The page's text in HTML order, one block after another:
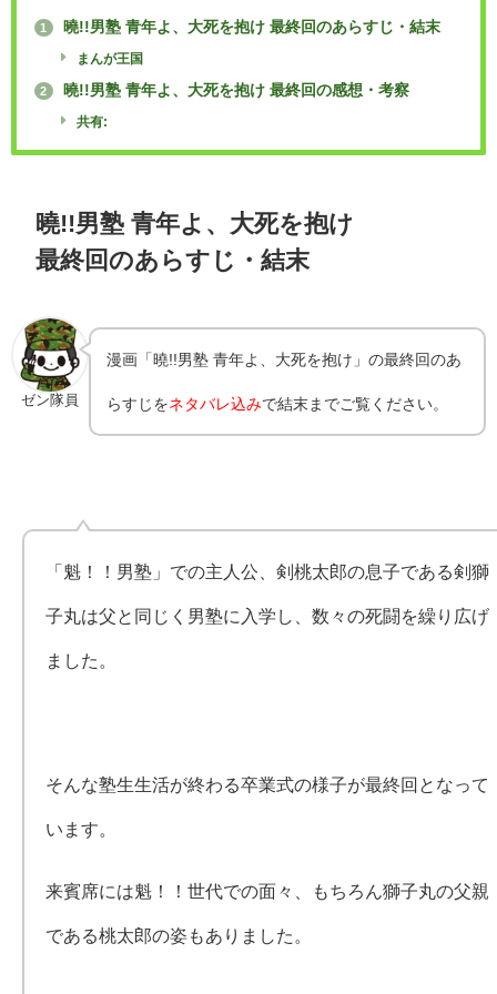
1 曉!!男塾 青年よ、大死を抱け 最終回のあらすじ・結末
まんが王国
2 曉!!男塾 青年よ、大死を抱け 最終回の感想・考察
共有:
曉!!男塾 青年よ、大死を抱け
最終回のあらすじ・結末
ゼン隊員
漫画「曉!!男塾 青年よ、大死を抱け」の最終回のあ
らすじをネタバレ込みで結末までご覧ください。
「魁！！男塾」での主人公、剣桃太郎の息子である剣獅
子丸は父と同じく男塾に入学し、数々の死闘を繰り広げ
ました。
そんな塾生生活が終わる卒業式の様子が最終回となって
います。
来賓席には魁！！世代での面々、もちろん獅子丸の父親
である桃太郎の姿もありました。